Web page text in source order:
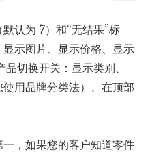
认为 7）和“无结果”标
示图片、显示价格、显示
切换开关：显示类别、
用品牌分类法）、在顶部
，如果您的客户知道零件